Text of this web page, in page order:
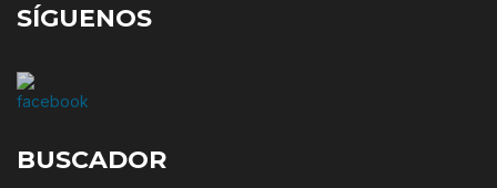
SÍGUENOS
BUSCADOR